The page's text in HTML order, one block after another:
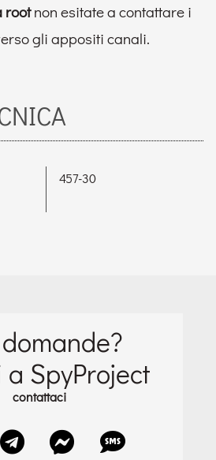
rootnon esitate a contattare i
gli appositi canali.
457-30
SpyProject
contattaci